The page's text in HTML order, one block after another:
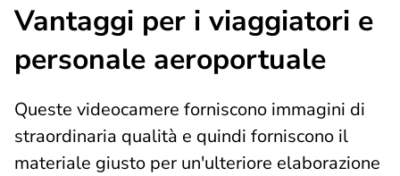
Vantaggi per i viaggiatori e
personale aeroportuale
Queste videocamere forniscono immagini di
straordinaria qualità e quindi forniscono il
materiale giusto per un'ulteriore elaborazione